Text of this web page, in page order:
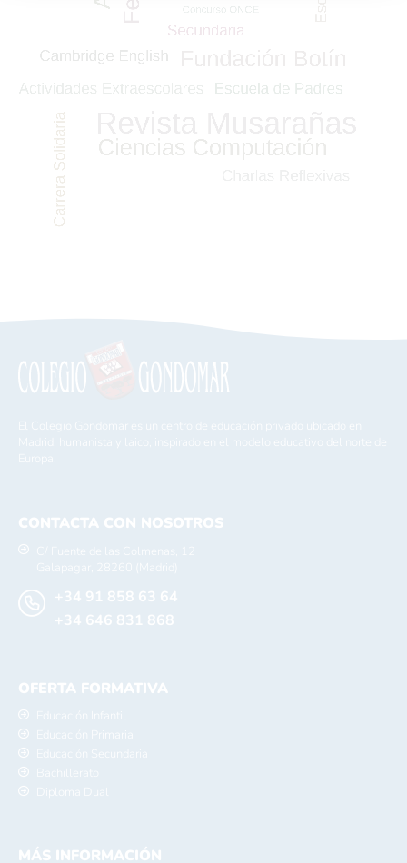
El Colegio Gondomar es un centro de educación privado ubicado en
Madrid, humanista y laico, inspirado en el modelo educativo del norte de
Europa.
CONTACTA CON NOSOTROS
C/ Fuente de las Colmenas, 12
Galapagar, 28260 (Madrid)
+34 91 858 63 64
+34 646 831 868
OFERTA FORMATIVA
Educación Infantil
Educación Primaria
Educación Secundaria
Bachillerato
Diploma Dual
MÁS INFORMACIÓN